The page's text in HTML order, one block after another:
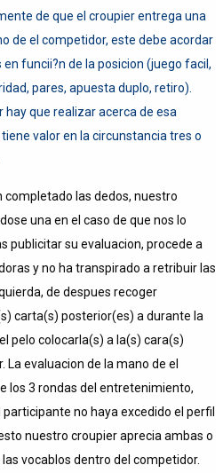
de que el croupier entrega una
de el competidor, este debe acordar
funcii?n de la posicion (juego facil,
pares, apuesta duplo, retiro).
hay que realizar acerca de esa
valor en la circunstancia tres o
completado las dedos, nuestro
una en el caso de que nos lo
publicitar su evaluacion, procede a
y no ha transpirado a retribuir las
de despues recoger
carta(s) posterior(es) a durante la
pelo colocarla(s) a la(s) cara(s)
La evaluacion de la mano de el
los 3 rondas del entretenimiento,
no haya excedido el perfil
nuestro croupier aprecia ambas o
vocablos dentro del competidor.